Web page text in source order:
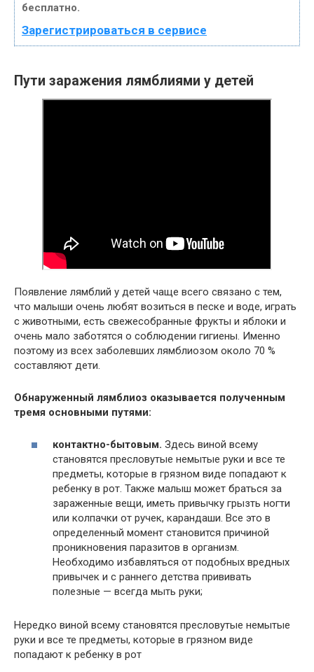
бесплатно.
Зарегистрироваться в сервисе
Пути заражения лямблиями у детей
Появление лямблий у детей чаще всего связано с тем,
что малыши очень любят возиться в песке и воде, играть
с животными, есть свежесобранные фрукты и яблоки и
очень мало заботятся о соблюдении гигиены. Именно
поэтому из всех заболевших лямблиозом около 70 %
составляют дети.
Обнаруженный лямблиоз оказывается полученным
тремя основными путями:
контактно-бытовым. Здесь виной всему
становятся пресловутые немытые руки и все те
предметы, которые в грязном виде попадают к
ребенку в рот. Также малыш может браться за
зараженные вещи, иметь привычку грызть ногти
или колпачки от ручек, карандаши. Все это в
определенный момент становится причиной
проникновения паразитов в организм.
Необходимо избавляться от подобных вредных
привычек и с раннего детства прививать
полезные — всегда мыть руки;
Нередко виной всему становятся пресловутые немытые
руки и все те предметы, которые в грязном виде
попадают к ребенку в рот